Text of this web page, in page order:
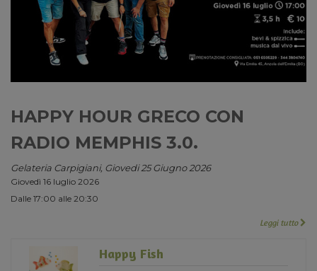
HAPPY HOUR GRECO CON
RADIO MEMPHIS 3.0.
Gelateria Carpigiani, Giovedi 25 Giugno 2026
Giovedì 16 luglio 2026
Dalle 17:00 alle 20:30
Leggi tutto
Happy Fish